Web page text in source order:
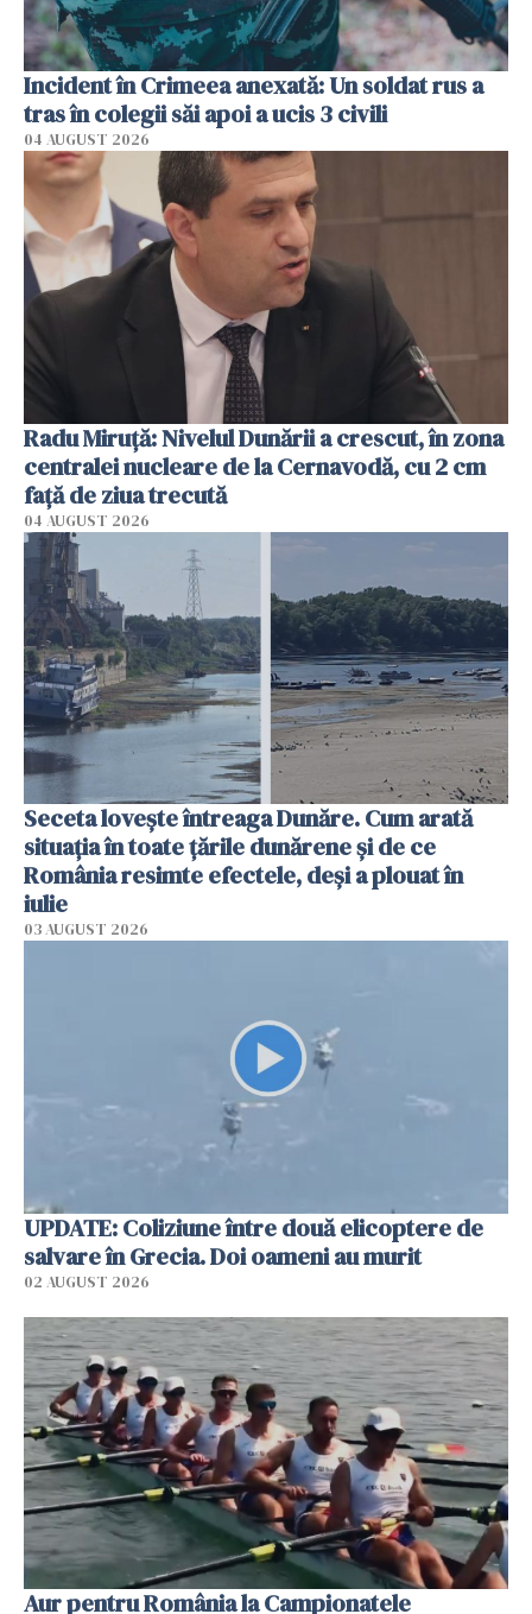
Incident în Crimeea anexată: Un soldat rus a
tras în colegii săi apoi a ucis 3 civili
04 AUGUST 2026
Radu Miruţă: Nivelul Dunării a crescut, în zona
centralei nucleare de la Cernavodă, cu 2 cm
faţă de ziua trecută
04 AUGUST 2026
Seceta lovește întreaga Dunăre. Cum arată
situația în toate țările dunărene și de ce
România resimte efectele, deși a plouat în
iulie
03 AUGUST 2026
UPDATE: Coliziune între două elicoptere de
salvare în Grecia. Doi oameni au murit
02 AUGUST 2026
Aur pentru România la Campionatele